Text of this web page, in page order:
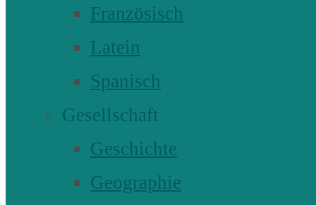
Französisch
Latein
Spanisch
Gesellschaft
Geschichte
Geographie